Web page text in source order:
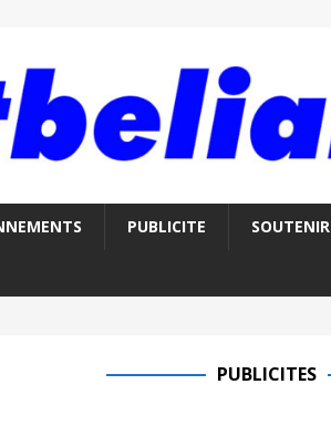
PUBLICITE SOUTENIR
PUBLICITES